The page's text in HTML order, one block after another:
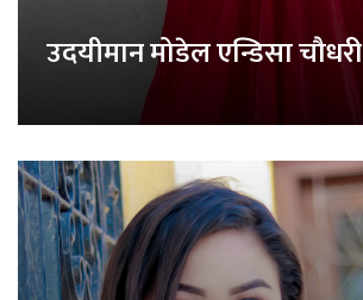
उदयीमान मोडेल एन्डिसा चौधरी